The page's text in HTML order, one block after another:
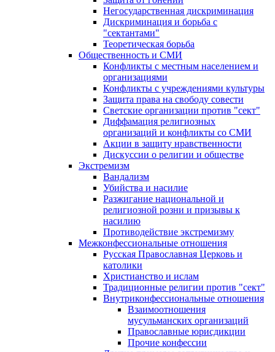
Негосударственная дискриминация
Дискриминация и борьба с
"сектантами"
Теоретическая борьба
Общественность и СМИ
Конфликты с местным населением и
организациями
Конфликты с учреждениями культуры
Защита права на свободу совести
Светские организации против "сект"
Диффамация религиозных
организаций и конфликты со СМИ
Акции в защиту нравственности
Дискуссии о религии и обществе
Экстремизм
Вандализм
Убийства и насилие
Разжигание национальной и
религиозной розни и призывы к
насилию
Противодействие экстремизму
Межконфессиональные отношения
Русская Православная Церковь и
католики
Христианство и ислам
Традиционные религии против "сект"
Внутриконфессиональные отношения
Взаимоотношения
мусульманских организаций
Православные юрисдикции
Прочие конфессии